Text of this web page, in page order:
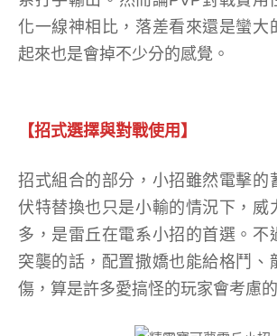
化一線神相比，落差看來還是蠻大
起來也是會掉不少分的感覺。
【招式選擇與對戰使用】
招式組合的部分，小招雖然電擊的
伏特替換也只是小輸的情況下，威
多，是雷丘在電系小招的首選。不
突襲的話，配置撒嬌也能給格鬥、
傷，算是許多愛搞怪的玩家會考慮的